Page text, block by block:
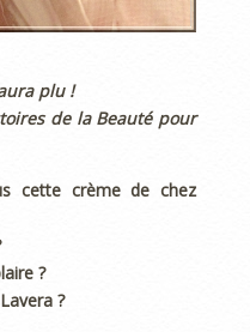
plu !
de la Beauté pour
cette crème de chez
?
?